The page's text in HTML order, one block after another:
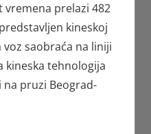
vremena prelazi 482
kineskoj
saobraća na liniji
kineska tehnologija
pruzi Beograd-